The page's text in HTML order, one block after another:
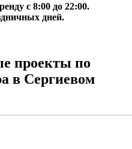
с 8:00 до 22:00.
дней.
проекты по
в Сергиевом